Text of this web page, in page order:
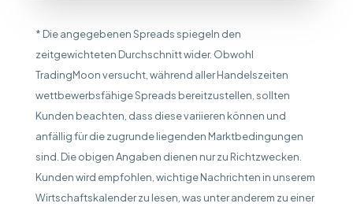
* Die angegebenen Spreads spiegeln den
zeitgewichteten Durchschnitt wider. Obwohl
TradingMoon versucht, während aller Handelszeiten
wettbewerbsfähige Spreads bereitzustellen, sollten
Kunden beachten, dass diese variieren können und
anfällig für die zugrunde liegenden Marktbedingungen
sind. Die obigen Angaben dienen nur zu Richtzwecken.
Kunden wird empfohlen, wichtige Nachrichten in unserem
Wirtschaftskalender zu lesen, was unter anderem zu einer